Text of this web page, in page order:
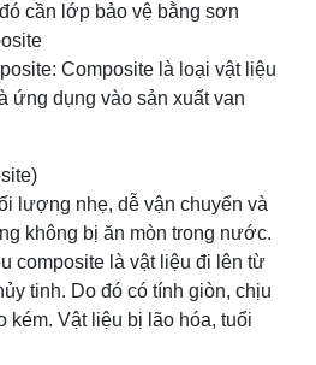
cần lớp bảo vệ bằng sơn
Composite là loại vật liệu
ứng dụng vào sản xuất van
lượng nhẹ, dễ vận chuyển và
không bị ăn mòn trong nước.
composite là vật liệu đi lên từ
tinh. Do đó có tính giòn, chịu
kém. Vật liệu bị lão hóa, tuổi